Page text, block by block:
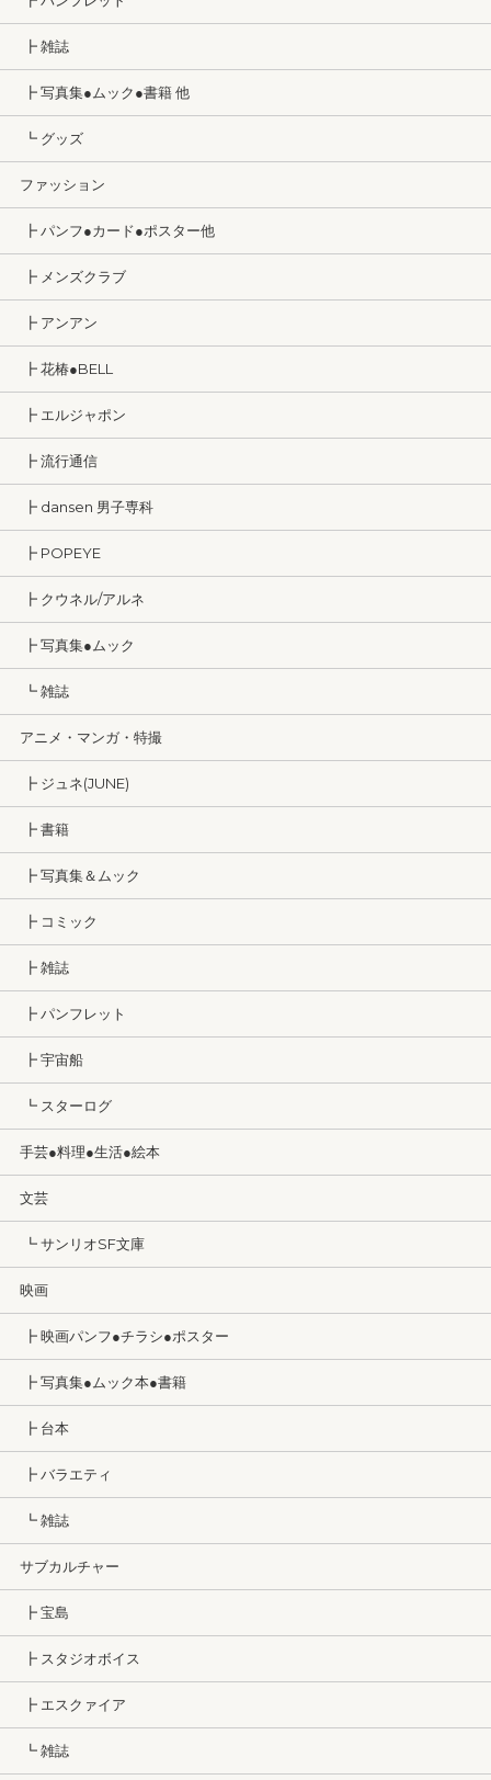
┣ 雑誌
┣ 写真集●ムック●書籍 他
┗ グッズ
ファッション
┣ パンフ●カード●ポスター他
┣ メンズクラブ
┣ アンアン
┣ 花椿●BELL
┣ エルジャポン
┣ 流行通信
┣ dansen 男子専科
┣ POPEYE
┣ クウネル/アルネ
┣ 写真集●ムック
┗ 雑誌
アニメ・マンガ・特撮
┣ ジュネ(JUNE)
┣ 書籍
┣ 写真集＆ムック
┣ コミック
┣ 雑誌
┣ パンフレット
┣ 宇宙船
┗ スターログ
手芸●料理●生活●絵本
文芸
┗ サンリオSF文庫
映画
┣ 映画パンフ●チラシ●ポスター
┣ 写真集●ムック本●書籍
┣ 台本
┣ バラエティ
┗ 雑誌
サブカルチャー
┣ 宝島
┣ スタジオボイス
┣ エスクァイア
┗ 雑誌